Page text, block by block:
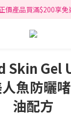
價產品買滿$200享免
價產品買滿$200享免
over
Skin Gel
魚防曬
油配方